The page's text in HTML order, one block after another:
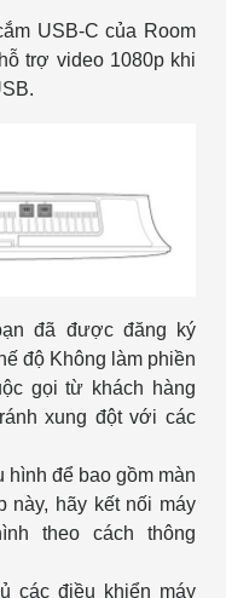
USB-C của Room
trợ video 1080p khi
đã được đăng ký
độ Không làm phiền
gọi từ khách hàng
xung đột với các
hình để bao gồm màn
này, hãy kết nối máy
theo cách thông
các điều khiển máy